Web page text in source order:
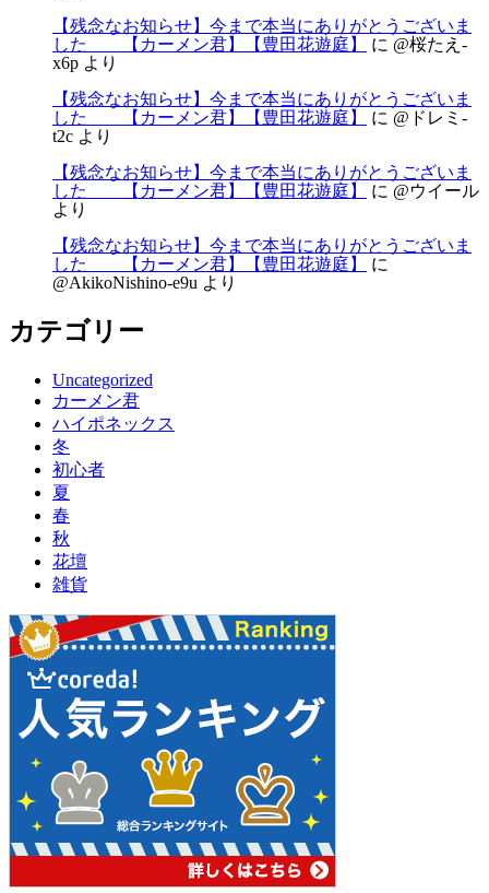
【残念なお知らせ】今まで本当にありがとうございま
した 【カーメン君】【豊田花遊庭】
に @桜たえ-
x6p より
【残念なお知らせ】今まで本当にありがとうございま
した 【カーメン君】【豊田花遊庭】
に @ドレミ-
t2c より
【残念なお知らせ】今まで本当にありがとうございま
した 【カーメン君】【豊田花遊庭】
に @ウイール
より
【残念なお知らせ】今まで本当にありがとうございま
した 【カーメン君】【豊田花遊庭】
に
@AkikoNishino-e9u より
カテゴリー
Uncategorized
カーメン君
ハイポネックス
冬
初心者
夏
春
秋
花壇
雑貨